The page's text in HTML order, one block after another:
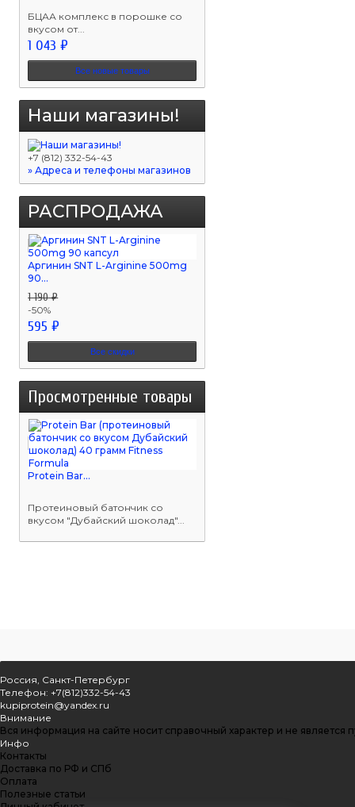
БЦАА комплекс в порошке со
вкусом от...
1 043 ₽
Все новые товары
Наши магазины!
+7 (812) 332-54-43
» Адреса и телефоны магазинов
РАСПРОДАЖА
Аргинин SNT L-Arginine 500mg
90...
1 190 ₽
-50%
595 ₽
Все скидки
Просмотренные товары
Protein Bar...
Протеиновый батончик со
вкусом "Дубайский шоколад"...
Россия, Санкт-Петербург
Телефон: +7(812)332-54-43
kupiprotein@yandex.ru
Внимание
Вся информация на сайте носит справочный характер и не
Инфо
Контакты
Доставка по РФ и СПб
Оплата
Полезные статьи